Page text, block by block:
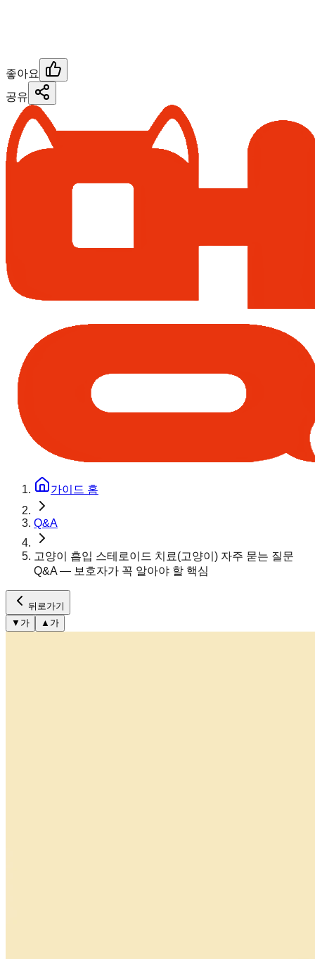
좋아요
공유
가이드 홈
Q&A
고양이 흡입 스테로이드 치료(고양이) 자주 묻는 질문
Q&A — 보호자가 꼭 알아야 할 핵심
뒤로가기
▼ 가 ▲ 가